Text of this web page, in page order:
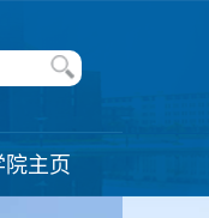
院主页